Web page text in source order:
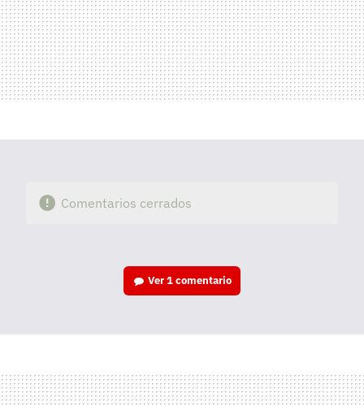
Comentarios cerrados
Ver1 comentario